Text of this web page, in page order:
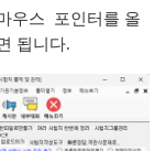
우스 포인터를 올
됩니다.